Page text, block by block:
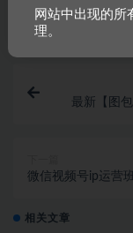
打赏 收
最新【图
微信视频号ip运营
相关文章
网站中出现的所
理。